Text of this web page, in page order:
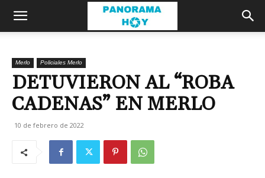
Merlo Policiales Merlo
DETUVIERON AL “ROBA
CADENAS” EN MERLO
10 de febrero de 2022